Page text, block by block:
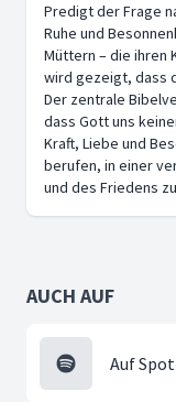
Predigt der Frage
Ruhe und
Müttern – die ihren
wird gezeigt, dass
Der zentrale
dass Gott uns
Kraft, Liebe und
berufen, in einer
und des Friedens
AUCH AUF
Auf